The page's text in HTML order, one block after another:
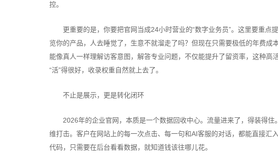
控。
更重要的是，你要把官网当成24小时营业的“数字业务员”。这里要重点
览你的产品，人去睡觉了，生意不就溜走了吗？但现在只需要极低的年费成
能像真人一样理解访客意图，解答专业问题，不仅能提升了留资率，这种高
“活”得很好，收录权重自然就上去了。
不止是展示，更是转化闭环
2026年的企业官网，本质是一个数据回收中心。流量进来了，得装得住
维打击。客户在网站上的每一次点击、每一句和AI客服的对话，都能直接汇
代码，只需要在后台看看数据，就知道钱该往哪儿花。